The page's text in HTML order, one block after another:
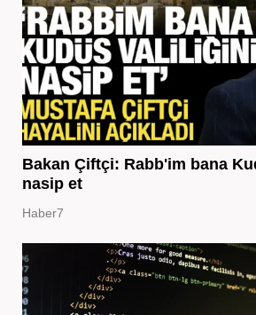
Bakan Çiftçi: Rabb'im bana
nasip et
Haber7